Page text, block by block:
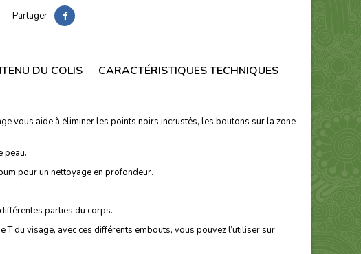
Partager
DU COLIS CARACTÉRISTIQUES TECHNIQUES
vous aide à éliminer les points noirs incrustés, les boutons sur la zone
peau.
pour un nettoyage en profondeur.
parties du corps.
T du visage, avec ces différents embouts, vous pouvez l’utiliser sur